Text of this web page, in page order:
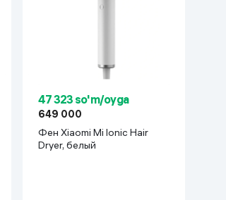
47 323 so'm/oyga
649 000
Фен Xiaomi Mi Ionic Hair
Dryer, белый